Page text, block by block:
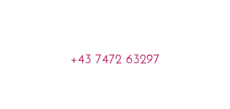
+43 7472 63297